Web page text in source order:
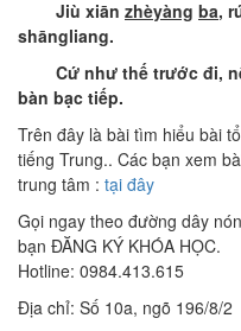
Jiù xiān zhèyàng ba,
shāngliang.
Cứ như thế trước đi,
bàn bạc tiếp.
Trên đây là bài tìm hiểu bài
tiếng Trung.. Các bạn xem
trung tâm : tại đây
Gọi ngay theo đường dây
bạn ĐĂNG KÝ KHÓA HỌC.
Hotline: 0984.413.615
Địa chỉ: Số 10a, ngõ 196/8/2